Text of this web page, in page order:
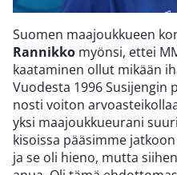
Suomen maajoukkueen
Rannikko myönsi, ettei
kaataminen ollut mikään
Vuodesta 1996 Susijengin
nosti voiton
yksi maajoukkueurani
kisoissa pääsimme
ja se oli hieno, mutta